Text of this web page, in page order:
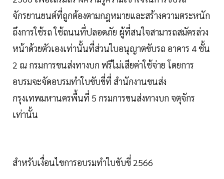
จักรยานยนต์ที่ถูกต้องตามกฎหมายและสร้างความตระหนัก
ถึงการใช้รถ ใช้ถนนที่ปลอดภัย ผู้ที่สนใจสามารถสมัครล่วง
หน้าด้วยตัวเองเท่านั้นที่ส่วนใบอนุญาตขับรถ อาคาร 4 ชั้น
2 ณ กรมการขนส่งทางบก ฟรีไม่เสียค่าใช้จ่าย โดยการ
อบรมจะจัดอบรมทำใบขับขี่ที่ สำนักงานขนส่ง
กรุงเทพมหานครพื้นที่ 5 กรมการขนส่งทางบก จตุจักร
เท่านั้น
สำหรับเงื่อนไขการอบรมทำใบขับขี่ 2566